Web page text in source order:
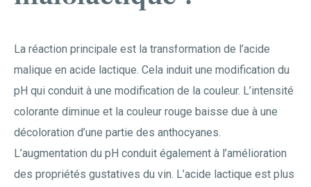
La réaction principale est la transformation de l’acide
malique en acide lactique. Cela induit une modification du
pH qui conduit à une modification de la couleur. L’intensité
colorante diminue et la couleur rouge baisse due à une
décoloration d’une partie des anthocyanes.
L’augmentation du pH conduit également à l’amélioration
des propriétés gustatives du vin. L’acide lactique est plus